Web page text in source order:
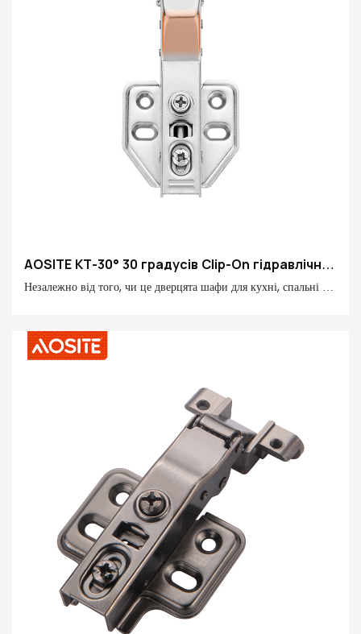
AOSITE KT-30° 30 градусів Clip-On гідравлічна
демпферна петля
Незалежно від того, чи це дверцята шафи для кухні, спальні чи
дверцята шафи, забезпечує вам зручність і безпеку завдяки
своїй чудовій продуктивності.